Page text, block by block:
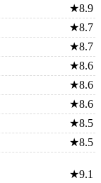
★8.9
★8.7
★8.7
★8.6
★8.6
★8.6
★8.5
★8.5
★9.1